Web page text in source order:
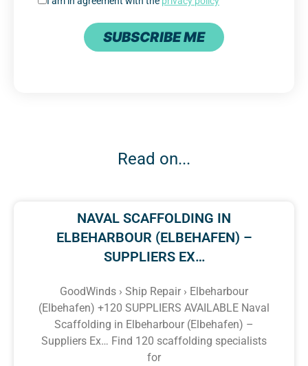
SUBSCRIBE ME
Read on...
NAVAL SCAFFOLDING IN
ELBEHARBOUR (ELBEHAFEN) –
SUPPLIERS EX…
GoodWinds › Ship Repair › Elbeharbour
(Elbehafen) +120 SUPPLIERS AVAILABLE Naval
Scaffolding in Elbeharbour (Elbehafen) –
Suppliers Ex… Find 120 scaffolding specialists
for